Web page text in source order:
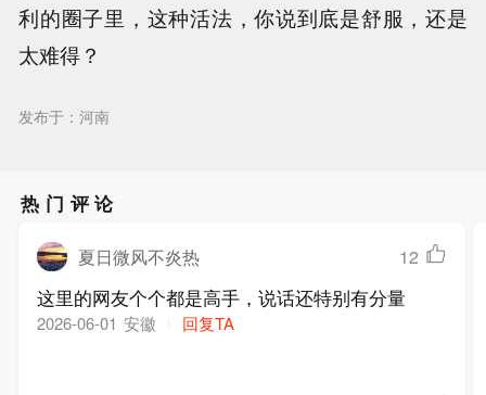
利的圈子里，这种活法，你说到底是舒服，还是
太难得？
发布于：河南
热门评论
夏日微风不炎热 12
这里的网友个个都是高手，说话还特别有分量
2026-06-01 安徽 回复TA